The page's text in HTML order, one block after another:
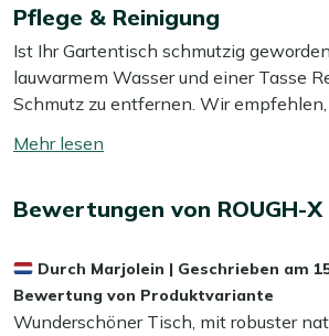
Eigenschaften
Robustes Teakholz:Das
ohne Risse oder Verziehen.
auch nach vielen Jahren noch stabil
Gartens.
Mehr ansehen Esstische Garten
umschalten
Pflege & Reinigung
Ist Ihr Gartentisch schmutzig
lauwarmem Wasser und einer Tasse
Schmutz zu entfernen. Wir
Tischplatte. Vermeiden Sie die
Zusätzlicher Schutz
Schicht mit unserem Kees Smit Teak
ab, sodass Ihr Gartentisch länger
Bewertungen von ROUGH-
Durch Marjolein | Geschrieben am
Bewertung von Produktvariante
Wunderschöner Tisch, mit robuster